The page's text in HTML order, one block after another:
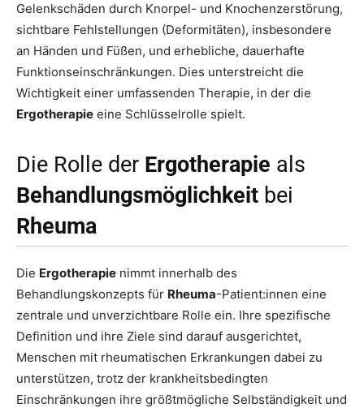
Gelenkschäden durch Knorpel- und Knochenzerstörung,
sichtbare Fehlstellungen (Deformitäten), insbesondere
an Händen und Füßen, und erhebliche, dauerhafte
Funktionseinschränkungen. Dies unterstreicht die
Wichtigkeit einer umfassenden Therapie, in der die
Ergotherapie eine Schlüsselrolle spielt.
Die Rolle der Ergotherapie als
Behandlungsmöglichkeit bei
Rheuma
Die Ergotherapie nimmt innerhalb des
Behandlungskonzepts für Rheuma-Patient:innen eine
zentrale und unverzichtbare Rolle ein. Ihre spezifische
Definition und ihre Ziele sind darauf ausgerichtet,
Menschen mit rheumatischen Erkrankungen dabei zu
unterstützen, trotz der krankheitsbedingten
Einschränkungen ihre größtmögliche Selbständigkeit und